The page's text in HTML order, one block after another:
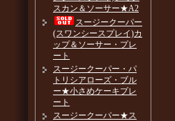
スカン＆ソーサー★A2
スージークーパー
(スワンシースプレイ)カ
ップ＆ソーサー・プレ
ート
スージークーパー・パ
トリシアローズ・ブル
ー★小さめケーキプレ
ート
スージークーパー★ス